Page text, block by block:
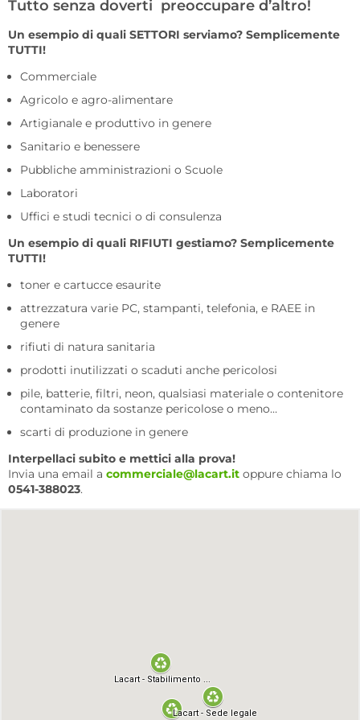
Tutto senza doverti preoccupare d’altro!
Un esempio di quali SETTORI serviamo? Semplicemente
TUTTI!
Commerciale
Agricolo e agro-alimentare
Artigianale e produttivo in genere
Sanitario e benessere
Pubbliche amministrazioni o Scuole
Laboratori
Uffici e studi tecnici o di consulenza
Un esempio di quali RIFIUTI gestiamo? Semplicemente
TUTTI!
toner e cartucce esaurite
attrezzatura varie PC, stampanti, telefonia, e RAEE in
genere
rifiuti di natura sanitaria
prodotti inutilizzati o scaduti anche pericolosi
pile, batterie, filtri, neon, qualsiasi materiale o contenitore
contaminato da sostanze pericolose o meno…
scarti di produzione in genere
Interpellaci subito e mettici alla prova!
Invia una email a commerciale@lacart.it oppure chiama lo
0541-388023.